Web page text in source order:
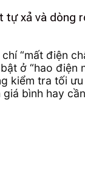
tự xả và dòng
“mất điện
ở “hao điện
kiểm tra tối
bình hay